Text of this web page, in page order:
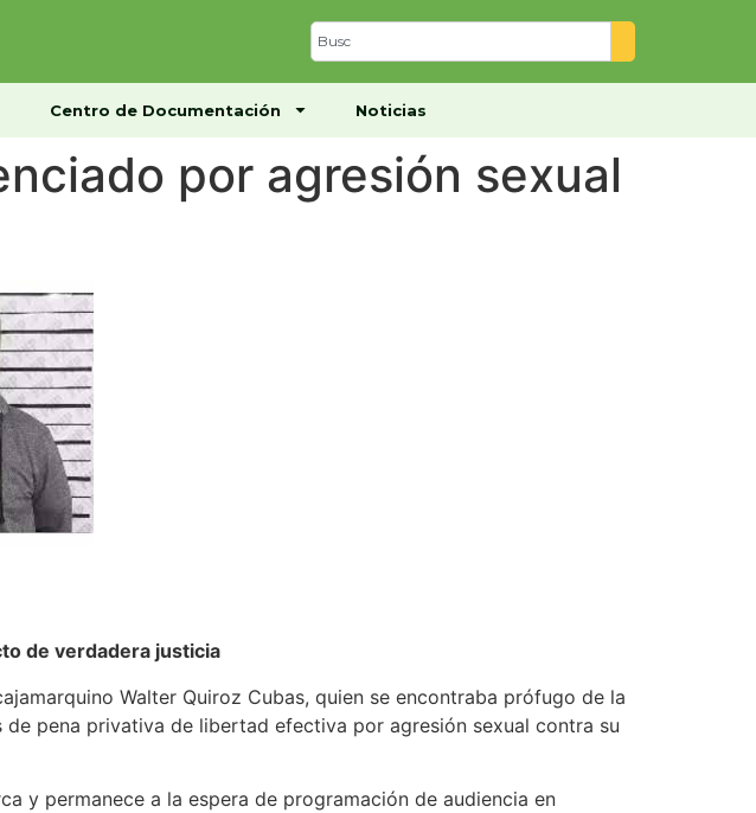
Centro de Documentación Noticias
Centro de Documentación Noticias
por agresión sexual
de verdadera justicia
Walter Quiroz Cubas, quien se encontraba prófugo de la
pena privativa de libertad efectiva por agresión sexual contra su
y permanece a la espera de programación de audiencia en